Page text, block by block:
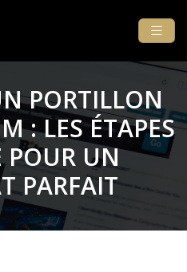
PORTILLON
: LES ÉTAPES
POUR UN
PARFAIT